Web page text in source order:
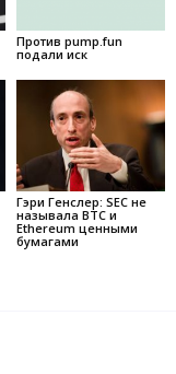
Против pump.fun
подали иск
Гэри Генслер: SEC не
называла BTC и
Ethereum ценными
бумагами